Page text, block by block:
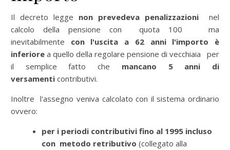
Il decreto legge non prevedeva penalizzazioni nel
calcolo della pensione con quota 100 ma
inevitabilmente con l'uscita a 62 anni l'importo è
inferiore a quello della regolare pensione di vecchiaia per
il semplice fatto che mancano 5 anni di
versamenti contributivi.
Inoltre l'assegno veniva calcolato con il sistema ordinario
ovvero:
per i periodi contributivi fino al 1995 incluso
con metodo retributivo (collegato alla